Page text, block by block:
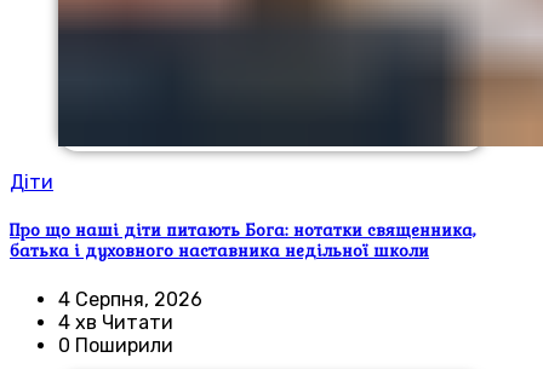
Діти
Про що наші діти питають Бога: нотатки священника,
батька і духовного наставника недільної школи
4 Серпня, 2026
4 хв Читати
0 Поширили